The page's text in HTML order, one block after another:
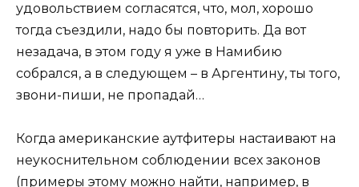
удовольствием согласятся, что, мол, хорошо
тогда съездили, надо бы повторить. Да вот
незадача, в этом году я уже в Намибию
собрался, а в следующем – в Аргентину, ты того,
звони-пиши, не пропадай…
Когда американские аутфитеры настаивают на
неукоснительном соблюдении всех законов
(примеры этому можно найти, например, в